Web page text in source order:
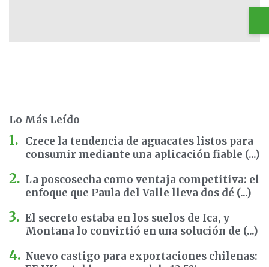
Lo Más Leído
Crece la tendencia de aguacates listos para
consumir mediante una aplicación fiable (...)
La poscosecha como ventaja competitiva: el
enfoque que Paula del Valle lleva dos dé (...)
El secreto estaba en los suelos de Ica, y
Montana lo convirtió en una solución de (...)
Nuevo castigo para exportaciones chilenas: